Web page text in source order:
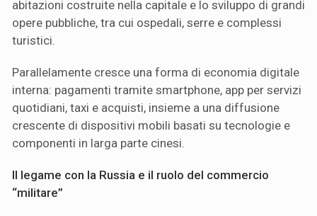
abitazioni costruite nella capitale e lo sviluppo di grandi
opere pubbliche, tra cui ospedali, serre e complessi
turistici.
Parallelamente cresce una forma di economia digitale
interna: pagamenti tramite smartphone, app per servizi
quotidiani, taxi e acquisti, insieme a una diffusione
crescente di dispositivi mobili basati su tecnologie e
componenti in larga parte cinesi.
Il legame con la Russia e il ruolo del commercio
“militare”